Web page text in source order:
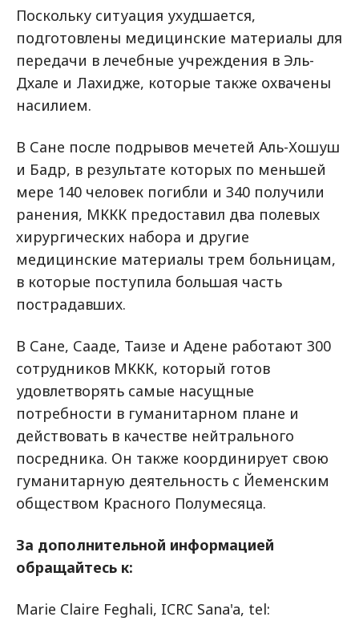
Поскольку ситуация ухудшается,
подготовлены медицинские материалы для
передачи в лечебные учреждения в Эль-
Дхале и Лахидже, которые также охвачены
насилием.
В Сане после подрывов мечетей Аль-Хошуш
и Бадр, в результате которых по меньшей
мере 140 человек погибли и 340 получили
ранения, МККК предоставил два полевых
хирургических набора и другие
медицинские материалы трем больницам,
в которые поступила большая часть
пострадавших.
В Сане, Сааде, Таизе и Адене работают 300
сотрудников МККК, который готов
удовлетворять самые насущные
потребности в гуманитарном плане и
действовать в качестве нейтрального
посредника. Он также координирует свою
гуманитарную деятельность с Йеменским
обществом Красного Полумесяца.
За дополнительной информацией
обращайтесь к:
Marie Claire Feghali, ICRC Sana'a, tel: